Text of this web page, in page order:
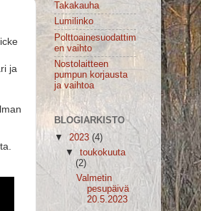
ja
Takakauha
Lumilinko
Polttoainesuodattim
en vaihto
Nostolaitteen
pumpun korjausta
ja vaihtoa
BLOGIARKISTO
▼2023 (4)
▼toukokuuta
(2)
Valmetin
pesupäivä
20.5.2023